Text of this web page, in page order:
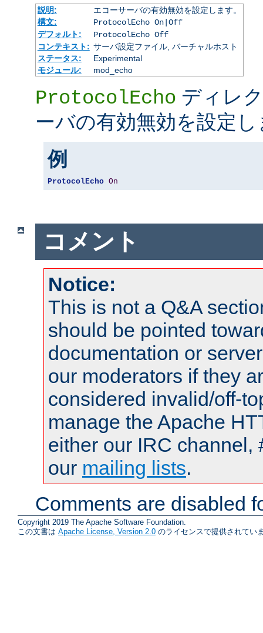
説明:
エコーサーバの有効無効を設定します。
構文:
ProtocolEcho On|Off
デフォルト:
ProtocolEcho Off
コンテキスト: サーバ設定ファイル, バーチャルホスト
ステータス:
Experimental
モジュール:
mod_echo
ProtocolEcho ディレ
ーバの有効無効を設定
例
ProtocolEcho On
コメント
Notice:
This is not a Q&A
should be pointed
documentation or
our moderators if they
considered invalid/off-
manage the Apache
either our IRC channel,
our mailing lists.
Comments are disabled
Copyright 2019 The Apache Software Foundation.
この文書は Apache License, Version 2.0 のライセンスで提供されてい